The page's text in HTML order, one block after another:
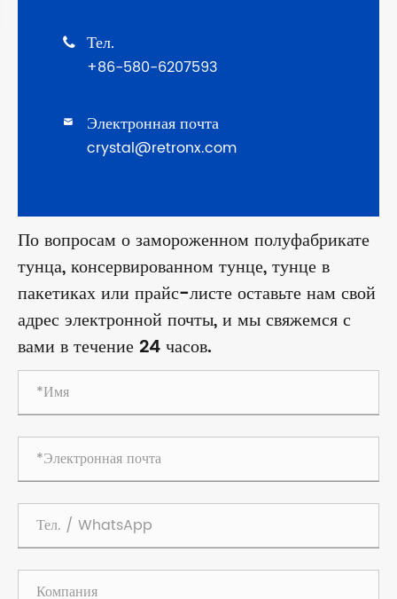
 Тел.
+86-580-6207593
 Электронная почта
crystal@retronx.com
По вопросам о замороженном полуфабрикате
тунца, консервированном тунце, тунце в
пакетиках или прайс-листе оставьте нам свой
адрес электронной почты, и мы свяжемся с
вами в течение 24 часов.